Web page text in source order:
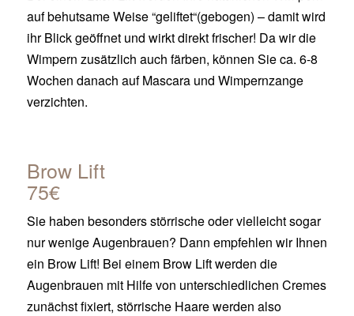
auf behutsame Weise “geliftet“(gebogen) – damit wird
ihr Blick geöffnet und wirkt direkt frischer! Da wir die
Wimpern zusätzlich auch färben, können Sie ca. 6-8
Wochen danach auf Mascara und Wimpernzange
verzichten.
Brow Lift
75€
Sie haben besonders störrische oder vielleicht sogar
nur wenige Augenbrauen? Dann empfehlen wir Ihnen
ein Brow Lift! Bei einem Brow Lift werden die
Augenbrauen mit Hilfe von unterschiedlichen Cremes
zunächst fixiert, störrische Haare werden also